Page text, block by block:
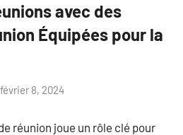
avec des
Équipées pour la
février 8, 2024
réunion joue un rôle clé pour